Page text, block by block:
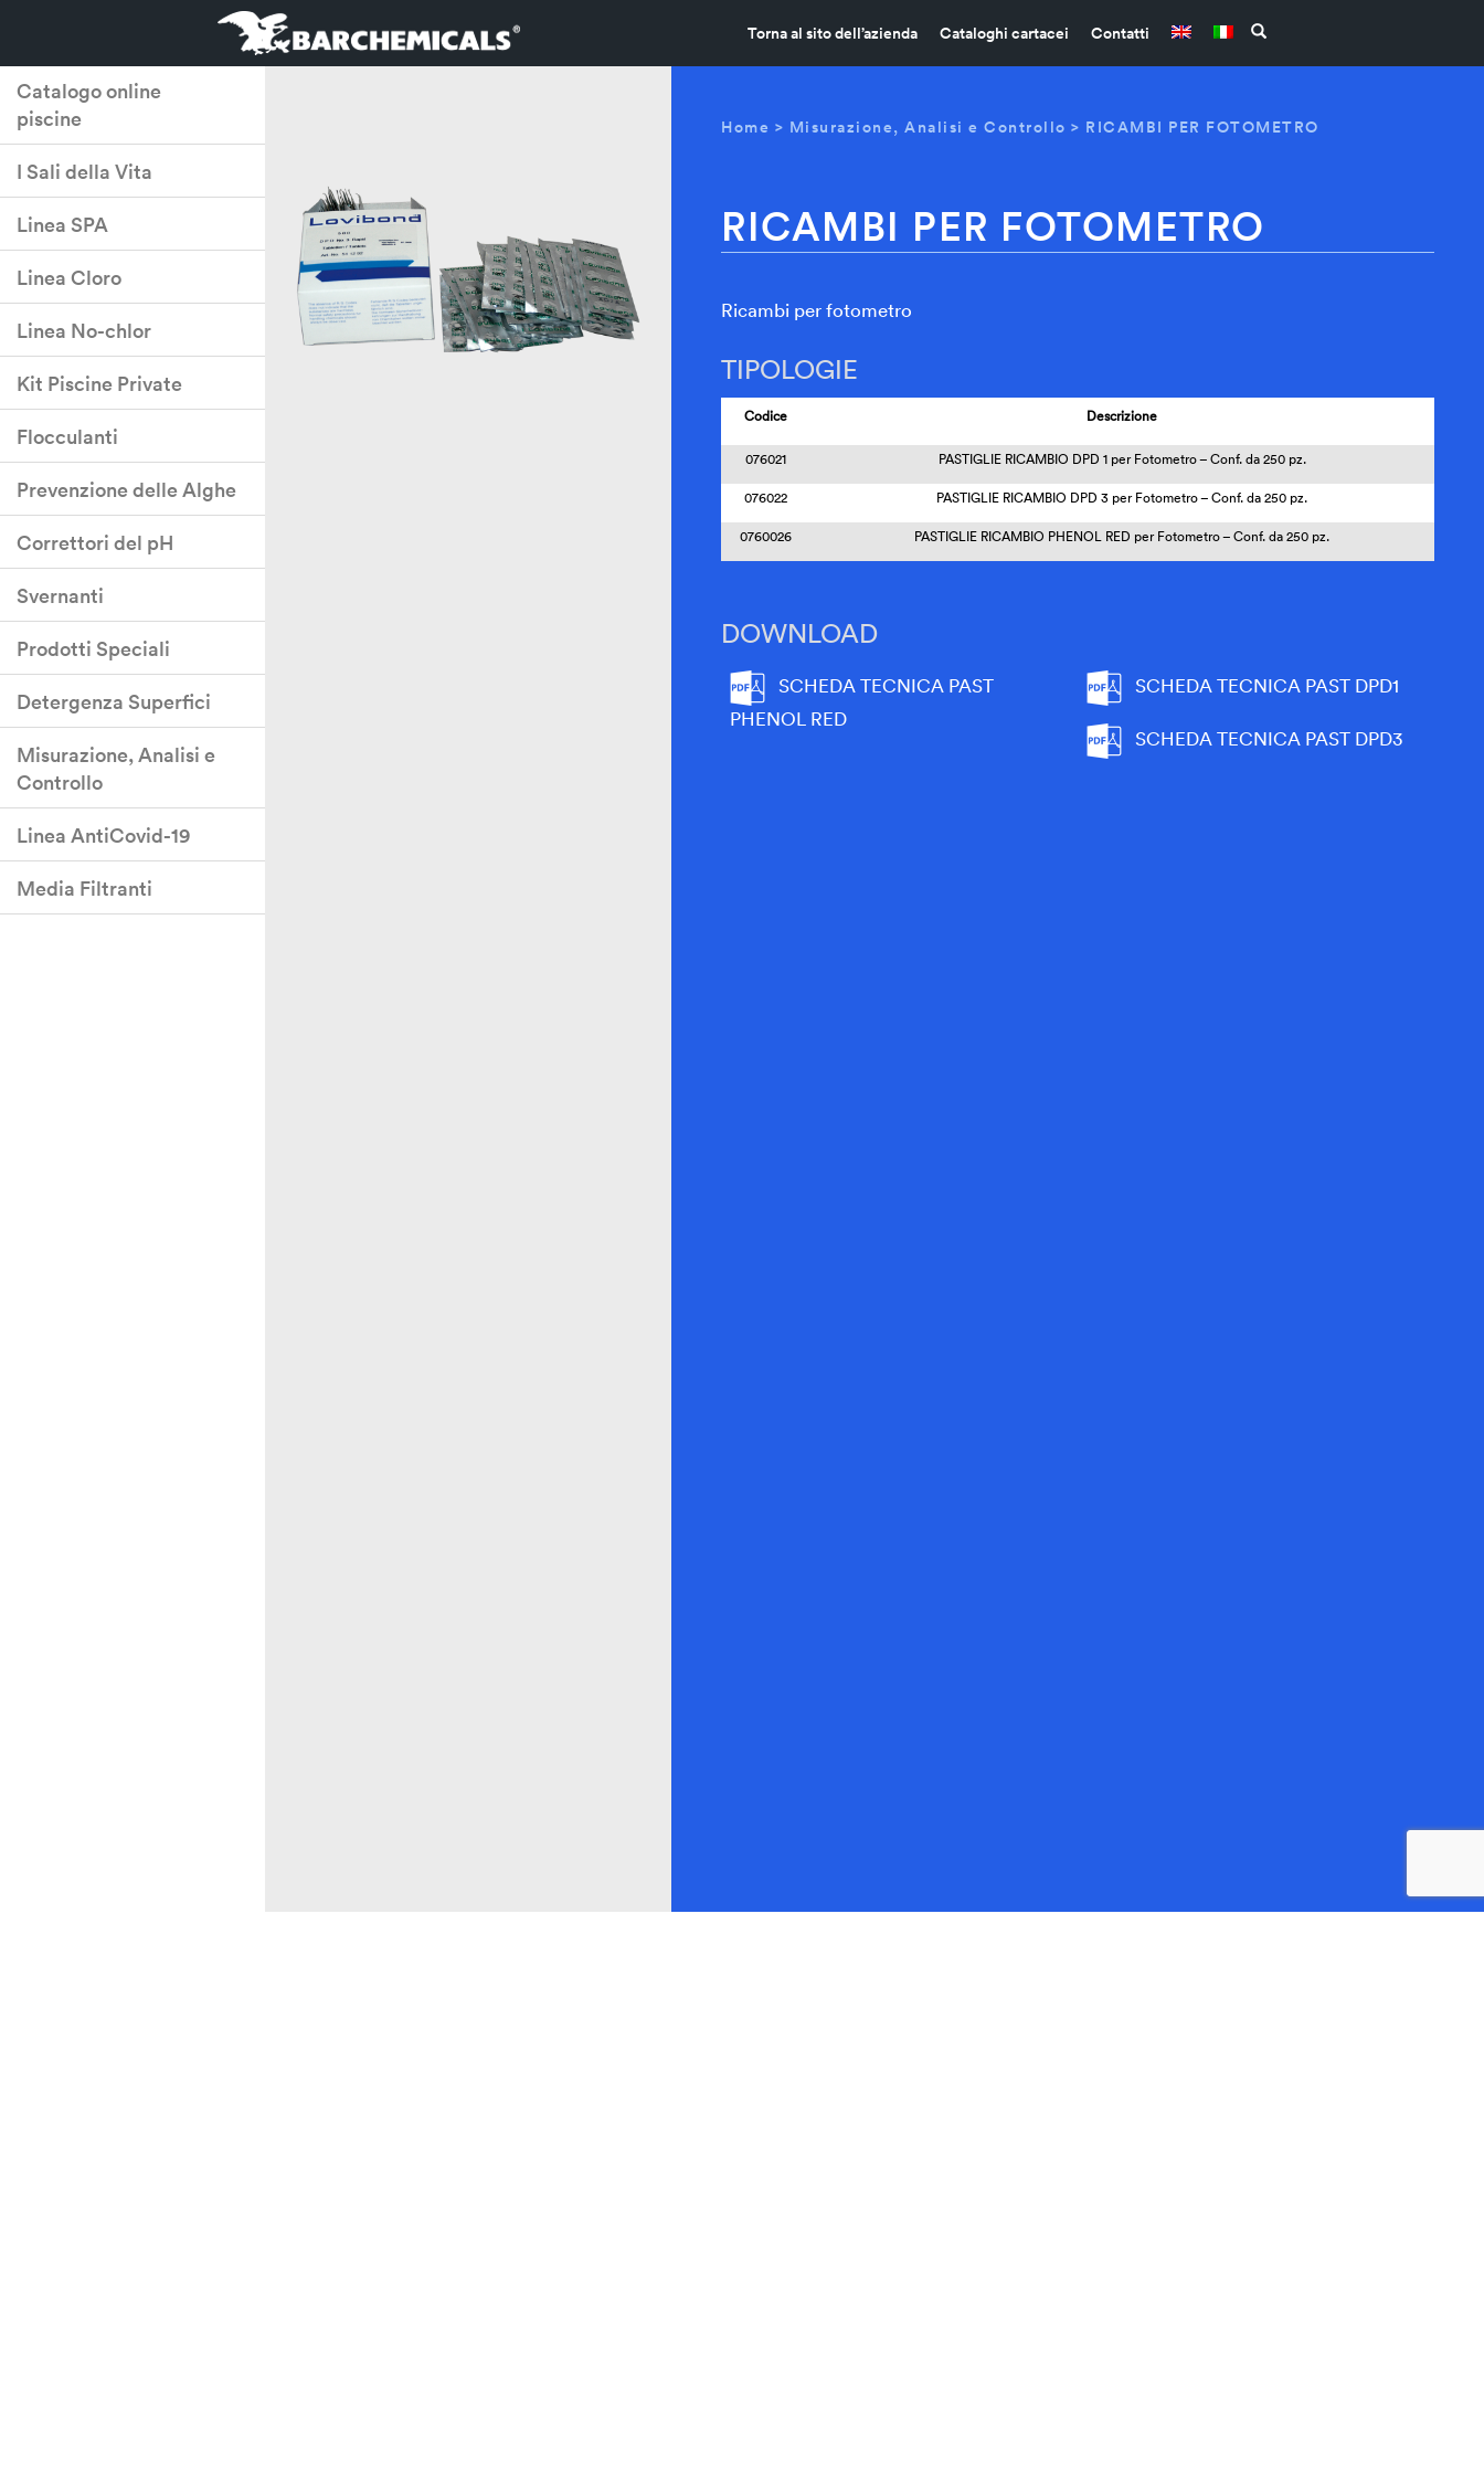
Torna al sito dell’azienda Cataloghi cartacei Contatti
Catalogo online
piscine
I Sali della Vita
Linea SPA
Linea Cloro
Linea No-chlor
Kit Piscine Private
Flocculanti
Prevenzione delle Alghe
Correttori del pH
Svernanti
Prodotti Speciali
Detergenza Superfici
Misurazione, Analisi e
Controllo
Linea AntiCovid-19
Media Filtranti
Home > Misurazione, Analisi e Controllo > RICAMBI PER FOTOMETRO
RICAMBI PER FOTOMETRO
Ricambi per fotometro
TIPOLOGIE
Codice Descrizione
076021 PASTIGLIE RICAMBIO DPD 1 per Fotometro– Conf. da 250pz.
076022 PASTIGLIE RICAMBIO DPD 3 per Fotometro– Conf. da 250 pz.
0760026 PASTIGLIE RICAMBIO PHENOL RED per Fotometro – Conf. da 250 pz.
DOWNLOAD
SCHEDA TECNICA PAST
PHENOL RED
SCHEDA TECNICA PAST DPD1
SCHEDA TECNICA PAST DPD3